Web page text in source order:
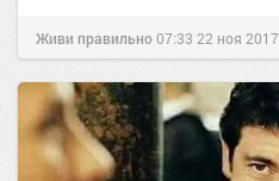
Живи правильно07:33 22 ноя 2017